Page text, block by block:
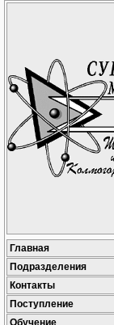
Главная
Подразделения
Контакты
Поступление
Обучение